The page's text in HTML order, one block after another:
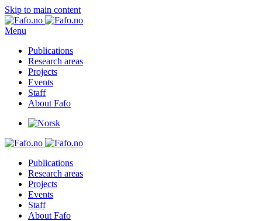
Skip to main content
Menu
Publications
Research areas
Projects
Events
Staff
About Fafo
Publications
Research areas
Projects
Events
Staff
About Fafo